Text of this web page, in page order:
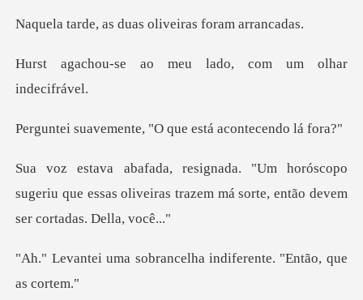
duas oliveiras f
meu lado, com um o
te, "O que está ac
opo
sugeriu que essas oliveiras trazem má sor
rancelha indiferente.